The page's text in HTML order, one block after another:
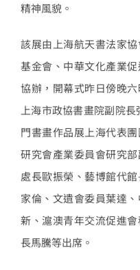
精神風貌。
該展由上海航天書法家
基金會、中華文化產業
協辦，開幕式昨日傍晚
上海市政協書畫院副院
門書畫作品展上海代表
研究會產業委員會研究
處長歐振榮、藝博館代
家倫、文遺會委員葉達
新、滬澳青年交流促進
長馬騰等出席。